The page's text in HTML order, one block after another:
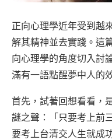
正向心理學近年受到越
解其精神並去實踐。這
向心理學的角度切入討
滿有一語點醒夢中人的
首先，試著回想看看，
謎之聲：「只要考上前
要考上台清交人生就成